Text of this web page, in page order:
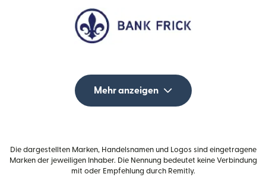
Mehr anzeigen
Die dargestellten Marken, Handelsnamen und Logos sind eingetragene
Marken der jeweiligen Inhaber. Die Nennung bedeutet keine Verbindung
mit oder Empfehlung durch Remitly.